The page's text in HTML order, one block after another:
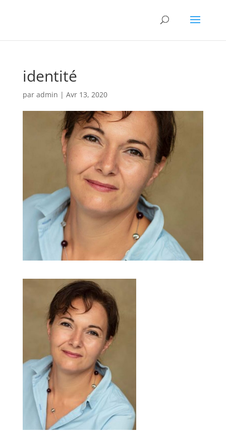
identité
par admin | Avr 13, 2020